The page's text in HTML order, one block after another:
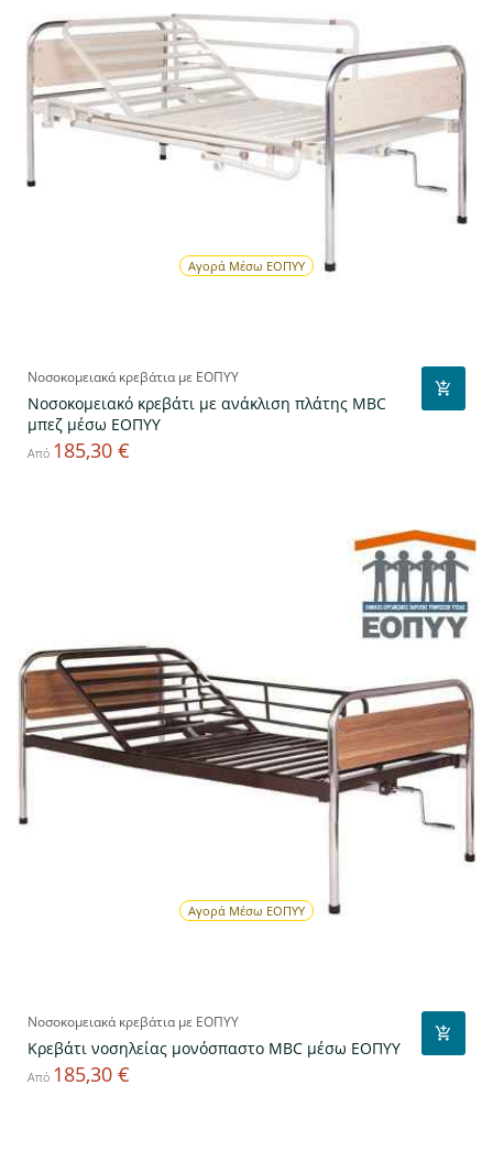
Αγορά Μέσω ΕΟΠΥΥ
Νοσοκομειακά κρεβάτια με ΕΟΠΥΥ
Νοσοκομειακό κρεβάτι με ανάκλιση πλάτης MBC
μπεζ μέσω ΕΟΠΥΥ
Από Τιμή
185,30 €
Αγορά Μέσω ΕΟΠΥΥ
Νοσοκομειακά κρεβάτια με ΕΟΠΥΥ
Κρεβάτι νοσηλείας μονόσπαστο MBC μέσω ΕΟΠΥΥ
Από Τιμή
185,30 €